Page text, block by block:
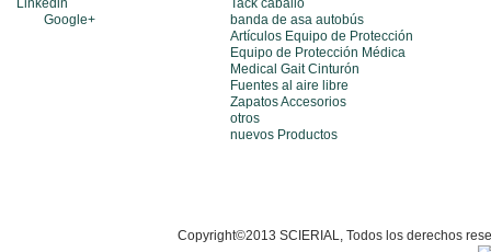
Linkedin
Google+
Tack caballo
banda de asa autobús
Artículos Equipo de Protección
Equipo de Protección Médica
Medical Gait Cinturón
Fuentes al aire libre
Zapatos Accesorios
otros
nuevos Productos
Copyright©2013 SCIERIAL, Todos los derechos